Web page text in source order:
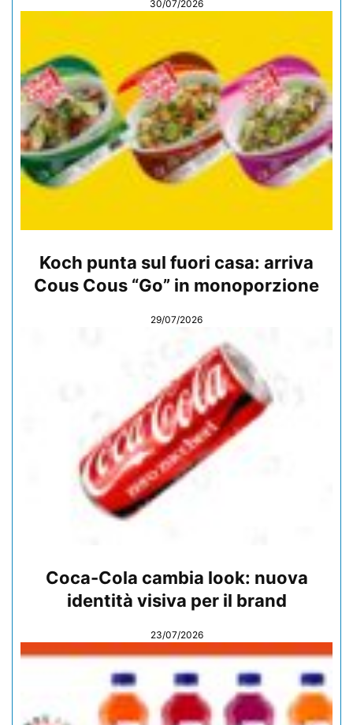
30/07/2026
Koch punta sul fuori casa: arriva
Cous Cous “Go” in monoporzione
29/07/2026
Coca-Cola cambia look: nuova
identità visiva per il brand
23/07/2026